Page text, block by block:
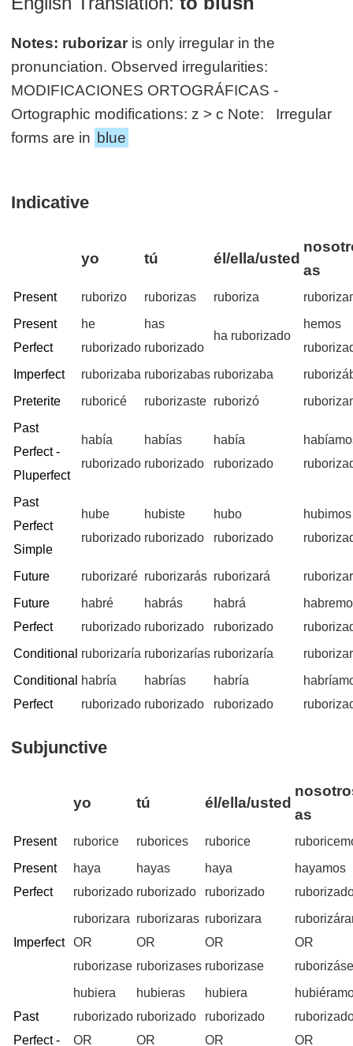
Notes: ruborizar is only irregular in the
pronunciation. Observed irregularities:
MODIFICACIONES ORTOGRÁFICAS -
Ortographic modifications: z > c Note: Irregular
forms are in blue
Indicative
yo tú él/ella/usted
as
Present ruborizo ruborizas ruboriza
Present
Perfect
he
ruborizado
has
ruborizado
ha ruborizado
hemos
Imperfect
ruborizaba ruborizabas ruborizaba
Preterite
ruboricé ruborizaste ruborizó
Past
Perfect -
Pluperfect
había
ruborizado
habías
ruborizado
había
ruborizado
Past
Perfect
Simple
hube
ruborizado
hubiste
ruborizado
hubo
ruborizado
hubimos
Future ruborizaré ruborizarás ruborizará
Future
Perfect
habré
ruborizado
habrás
ruborizado
habrá
ruborizado
Conditional ruborizaría ruborizarías ruborizaría
Conditional
Perfect
habría
ruborizado
habrías
ruborizado
habría
ruborizado
Subjunctive
yo tú él/ella/usted
as
Present ruborice ruborices ruborice
Present
Perfect
haya
ruborizado
hayas
ruborizado
haya
ruborizado
hayamos
Imperfect
ruborizara
OR
ruborizase
ruborizaras
OR
ruborizases
ruborizara
OR
ruborizase
OR
Past
Perfect -
hubiera
ruborizado
OR
hubieras
ruborizado
OR
hubiera
ruborizado
OR
OR